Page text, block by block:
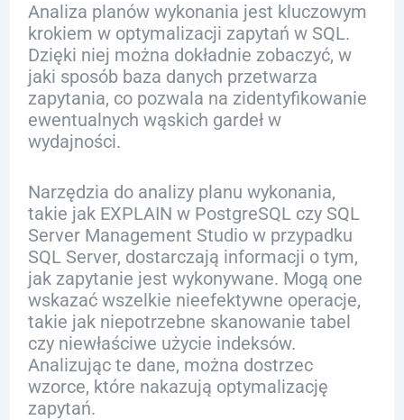
Analiza planów wykonania jest kluczowym
krokiem w optymalizacji zapytań w SQL.
Dzięki niej można dokładnie zobaczyć, w
jaki sposób baza danych przetwarza
zapytania, co pozwala na zidentyfikowanie
ewentualnych wąskich gardeł w
wydajności.
Narzędzia do analizy planu wykonania,
takie jak EXPLAIN w PostgreSQL czy SQL
Server Management Studio w przypadku
SQL Server, dostarczają informacji o tym,
jak zapytanie jest wykonywane. Mogą one
wskazać wszelkie nieefektywne operacje,
takie jak niepotrzebne skanowanie tabel
czy niewłaściwe użycie indeksów.
Analizując te dane, można dostrzec
wzorce, które nakazują optymalizację
zapytań.